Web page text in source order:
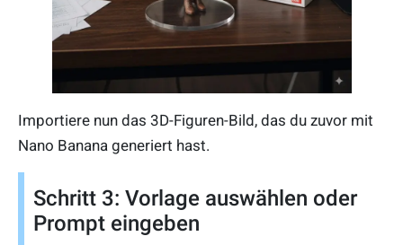
Importiere nun das 3D-Figuren-Bild, das du zuvor mit
Nano Banana generiert hast.
Schritt 3: Vorlage auswählen oder
Prompt eingeben